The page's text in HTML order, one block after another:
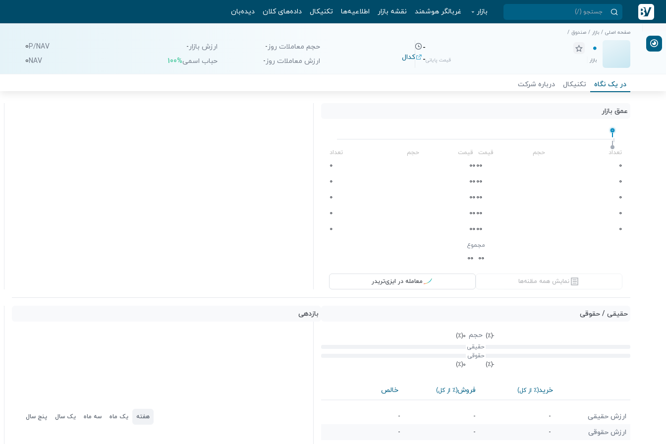
بازار غربالگر هوشمند نقشه بازار اطلاعیه‌ها تکنیکال داده‌های کلان دیده‌بان
صفحه اصلی / بازار / صندوق /
-
بازار قیمت پایانی- کدال
حجم معاملات روز-
ارزش معاملات روز-
ارزش بازار-
حباب اسمی100%
P/NAV
0
NAV
0
در یک نگاه تکنیکال درباره شرکت
عمق بازار
-
تعداد حجم قیمت قیمت حجم
تعداد
0
0
0
0
0
0
0
0
0
0
0
0
0
0
0
0
0
0
0
0
0
0
0
0
0
0
0
0
0
0
مجموع
0
0
0
0
نمایش همه مظنه‌ها معامله در ایزی‌تریدر
حقیقی / حقوقی
-(٪) حجم 0(٪)
حقیقی
حقوقی
-(٪) 0(٪)
خرید(٪ از کل) فروش(٪ از کل) خالص
ارزش حقیقی -
-
-
ارزش حقوقی
-
-
-
بازدهی
هفته یک ماه سه ماه یک سال پنج سال